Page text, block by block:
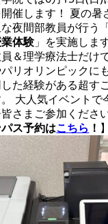
催します！ 夏の暑
夜間部教員が行う
体験」を実施しま
＆理学療法士だけ
リオリンピックに
た経験がある超す
大人気イベントで
さまご参加くださ
ス予約はこちら ！ 】